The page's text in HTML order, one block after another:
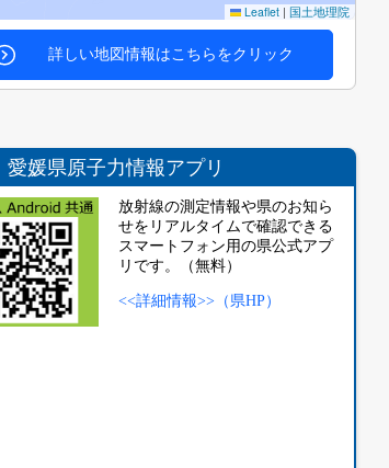
Leaflet | 国土地理院
詳しい地図情報はこちらをクリック
媛県原子力情報アプリ
放射線の測定情報や県のお知ら
せをリアルタイムで確認できる
スマートフォン用の県公式アプ
リです。（無料）
<<詳細情報>>（県HP）